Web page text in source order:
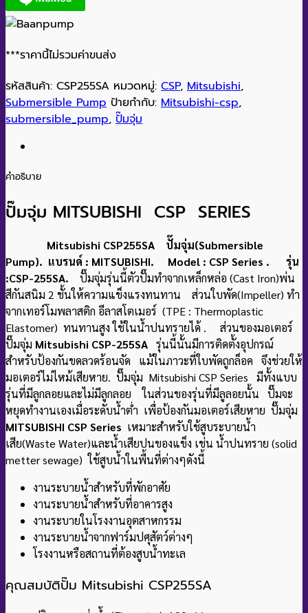
***ราคานี้ไม่รวมค่าขนส่ง
รหัสสินค้า: CSP255SA หมวดหมู่: CSP, Mitsubishi,
Submersible Pump ป้ายกำกับ: Mitsubishi-csp,
submersible_pump, ปั๊มจุ่ม
คำอธิบาย
ปั๊มจุ่ม MITSUBISHI CSP SERIES
Mitsubishi CSP255SA ปั๊มจุ่ม(Submersible
Pump). แบรนด์ : MITSUBISHI. Model : CSP Series . รุ่น
:CSP-255SA. ปั๊มจุ่มรุ่นนี้ตัวปั๊มทำจากเหล็กหล่อ (Cast Iron)พ่น
สีกันสนิม 2 ชั้นให้ความแข็งแรงทนทาน ส่วนใบพัด(Impeller) ทำ
จากเทอร์โมพลาสติก อีลาสโตเมอร์ (TPE : Thermoplastic
Elastomer) ทนทานสูง ใช้ในน้ำปนทรายได้ . ส่วนของมอเตอร์
ปั๊มจุ่ม Mitsubishi CSP-255SA รุ่นนี้นั้นมีการติดตั้งอุปกรณ์
สำหรับป้องกันขดลวดร้อนจัด แม้ในภาวะที่ใบพัดถูกล็อค จึงช่วยให้
มอเตอร์ไม่ไหม้เสียหาย. ปั๊มจุ่ม Mitsubishi CSP Series มีทั้งแบบ
รุ่นที่มีลูกลอยและไม่มีลูกลอย ในส่วนของรุ่นที่มีลูลอยนั้น ปั๊มจะ
หยุดทำงานเองเมื่อระดับน้ำต่ำ เพื่อป้องกันมอเตอร์เสียหาย ปั๊มจุ่ม
MITSUBISHI CSP Series เหมาะสำหรับใช้สูบระบายน้ำ
เสีย(Waste Water)และน้ำเสียปนของแข็ง เช่น น้ำปนทราย (solid
metter sewage) ใช้สูบน้ำในพื้นที่ต่างๆดังนี้
งานระบายน้ำสำหรับที่พักอาศัย
งานระบายน้ำสำหรับที่อาคารสูง
งานระบายในโรงงานอุตสาหกรรม
งานระบายน้ำจากฟาร์มปศุสัตว์ต่างๆ
โรงงานหรือสถานที่ต้องสูบน้ำทะเล
คุณสมบัติปั๊ม Mitsubishi CSP255SA